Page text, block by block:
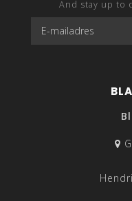
And stay up to